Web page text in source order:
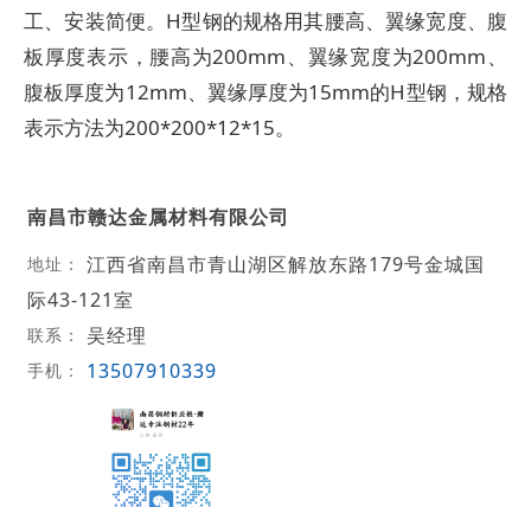
工、安装简便。H型钢的规格用其腰高、翼缘宽度、腹
板厚度表示，腰高为200mm、翼缘宽度为200mm、
腹板厚度为12mm、翼缘厚度为15mm的H型钢，规格
表示方法为200*200*12*15。
南昌市赣达金属材料有限公司
地址：
江西省南昌市青山湖区解放东路179号金城国
际43-121室
联系： 吴经理
手机： 13507910339